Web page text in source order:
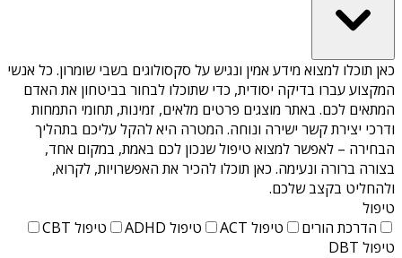
כאן תוכלו למצוא מידע אמין ונגיש על סקסולוגים בשבי שומרון. כל אנשי
המקצוע עברו בדיקה יסודית, כדי שתוכלו לבחור בביטחון את האדם
המתאים לכם. באתר מוצגים פרטים מלאים, זמינות, תחומי התמחות
ודרכי יצירת קשר ישירה ונוחה. המטרה היא להקל עליכם בתהליך
הבחירה – לאפשר למצוא טיפול שנכון לכם באמת, במקום אחד,
בצורה ברורה ונעימה. כאן תוכלו להכיר את האפשרויות, לקרוא,
ולהחליט בקצב שלכם.
טיפול
הדרכת הורים
טיפול ACT טיפול ADHD
טיפול CBT
טיפול DBT